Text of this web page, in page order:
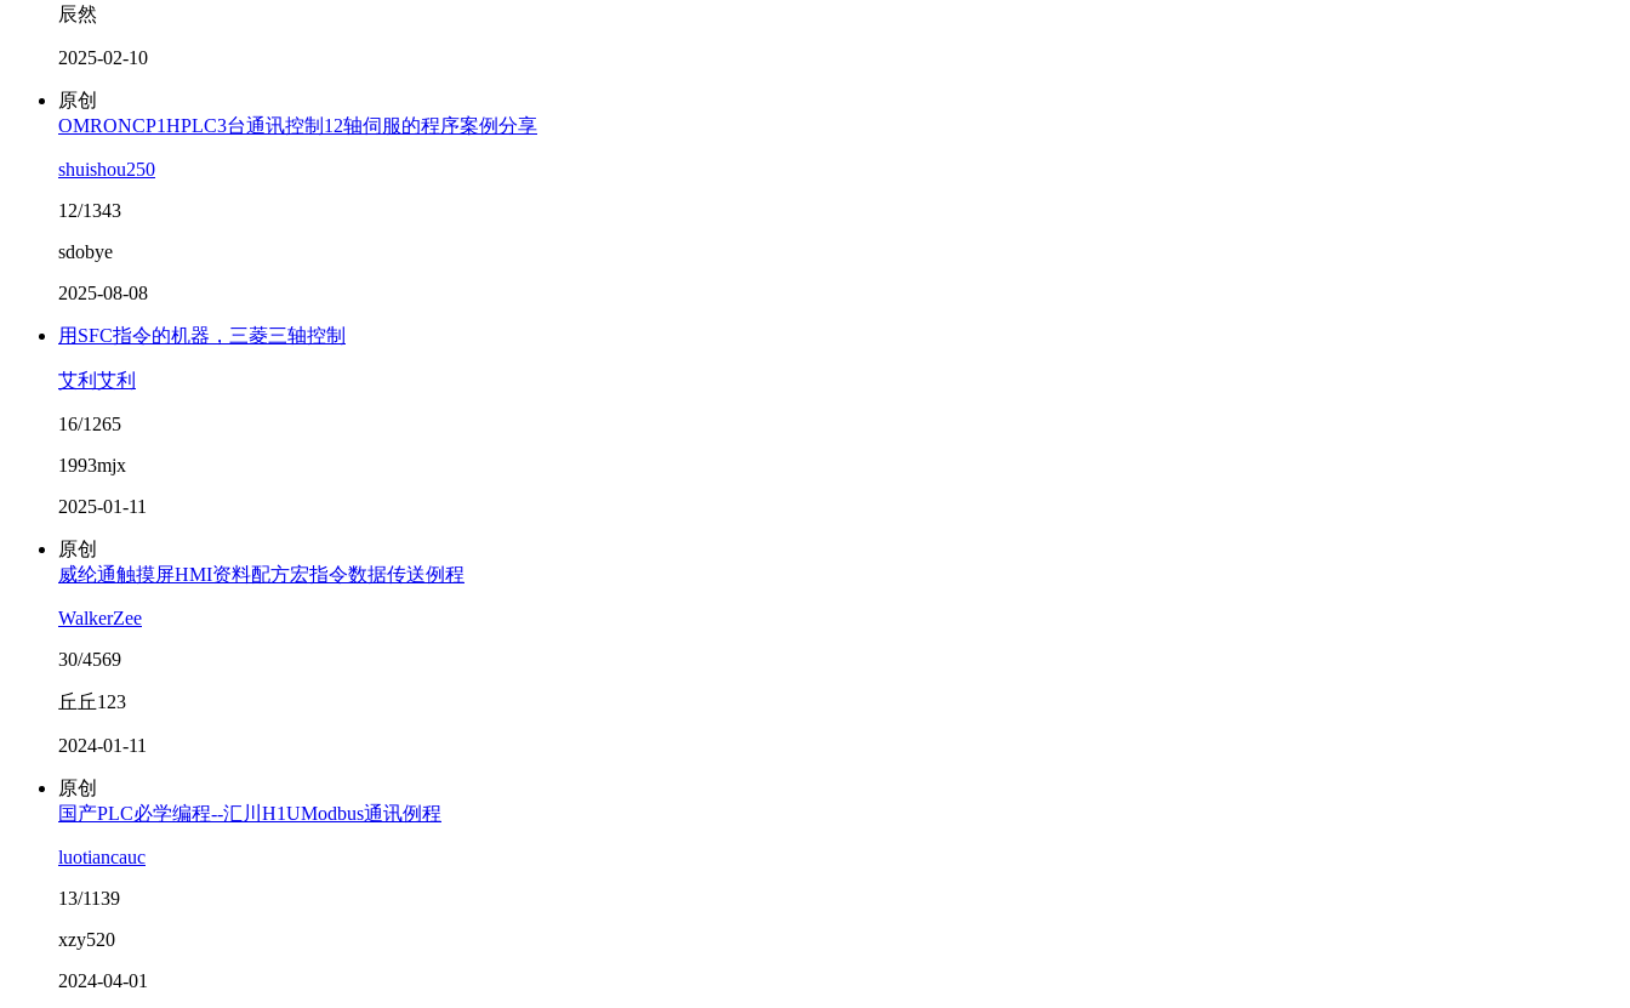
辰然
2025-02-10
原创
OMRONCP1HPLC3台通讯控制12轴伺服的程序案例分享
shuishou250
12/1343
sdobye
2025-08-08
用SFC指令的机器，三菱三轴控制
艾利艾利
16/1265
1993mjx
2025-01-11
原创
威纶通触摸屏HMI资料配方宏指令数据传送例程
WalkerZee
30/4569
丘丘123
2024-01-11
原创
国产PLC必学编程--汇川H1UModbus通讯例程
luotiancauc
13/1139
xzy520
2024-04-01